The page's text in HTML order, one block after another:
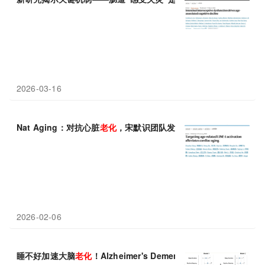
2026-03-16
Nat Aging：对抗心脏老化，宋默识团队发现抑制LINE-1可延缓心
2026-02-06
睡不好加速大脑老化！Alzheimer's Dement 近十年追踪发现，三